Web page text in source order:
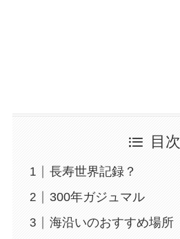
目次
長寿世界記録？
300年ガジュマル
海沿いのおすすめ場所